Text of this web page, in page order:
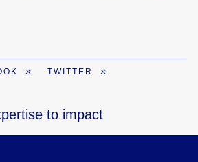
TWITTER
to impact